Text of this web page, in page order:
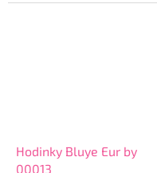
Hodinky Bluye Eur by
00013